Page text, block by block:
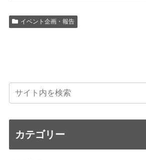
イベント企画・報告
カテゴリー